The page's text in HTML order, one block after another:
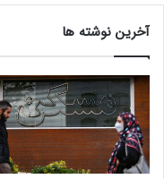
آخرین نوشته ها